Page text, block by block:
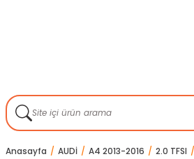
Anasayfa AUDİ A4 2013-2016 2.0 TFSI